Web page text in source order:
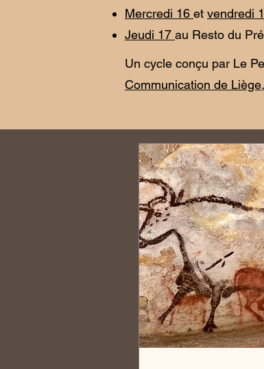
Mercredi 16 et vendredi
Jeudi 17 au Resto du
Un cycle conçu par Le
Communication de Liège